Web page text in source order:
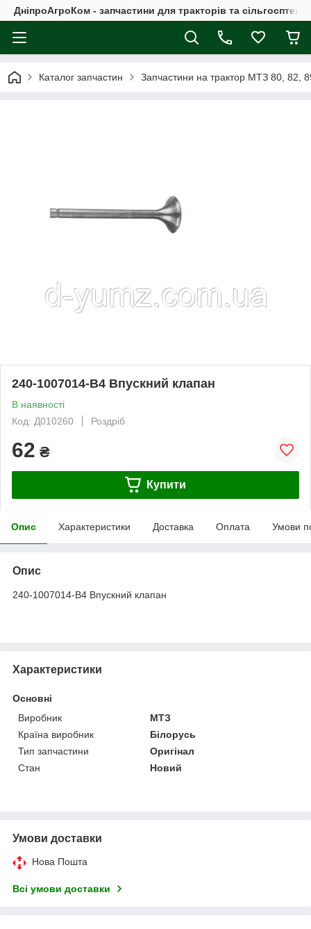
ДніпроАгроКом - запчастини для тракторів та
Каталог запчастин Запчастини на трактор МТЗ 80, 82,
240-1007014-В4 Впускний клапан
В наявності
Код: Д010260
Роздріб
62 ₴
Купити
Опис Характеристики Доставка Оплата Умови
Опис
240-1007014-В4 Впускний клапан
Характеристики
Основні
Виробник
МТЗ
Країна виробник
Білорусь
Тип запчастини
Оригінал
Стан
Новий
Умови доставки
Нова Пошта
Всі умови доставки